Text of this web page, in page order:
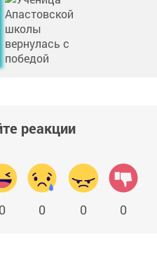
реакции
0 0 0 0